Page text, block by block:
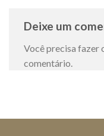
Deixe um
Você precisa fazer
comentário.